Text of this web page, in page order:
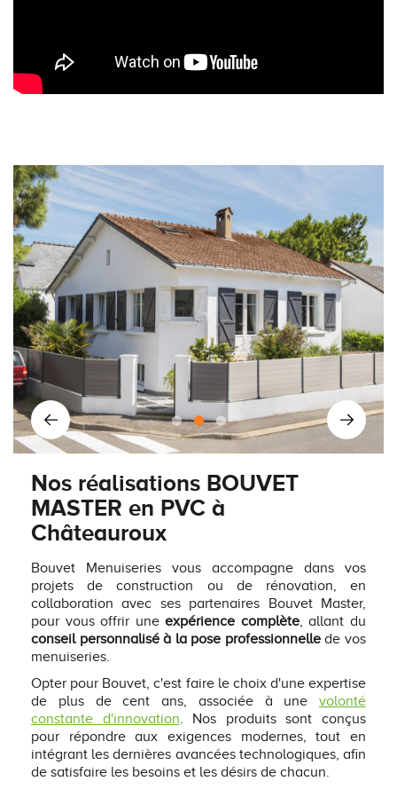
Nos réalisations BOUVET
MASTER en PVC à
Châteauroux
Bouvet Menuiseries vous accompagne dans vos
projets de construction ou de rénovation, en
collaboration avec ses partenaires Bouvet Master,
pour vous offrir uneexpérience complète, allant du
conseil personnalisé à la pose professionnellede vos
menuiseries.
Opter pour Bouvet, c'est faire le choix d'une expertise
de plus de cent ans, associée à une volonté
constante d'innovation. Nos produits sont conçus
pour répondre aux exigences modernes, tout en
intégrant les dernières avancées technologiques, afin
de satisfaire les besoins et les désirs de chacun.